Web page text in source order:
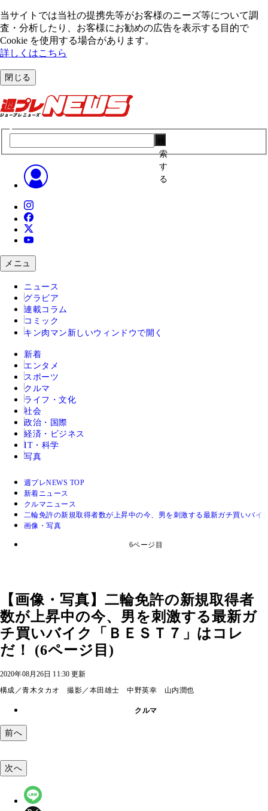
当サイトでは当社の提携先等がお客様のニーズ等について調
査・分析したり、お客様にお勧めの広告を表⽰する⽬的で
Cookie を使⽤する場合があります。
詳しくはこちら
閉じる
索
す
る
メニュ
ニュース
グラビア
連載コラム
コミック
キン肉マン 新しいウィンドウで開く
新着
エンタメ
スポーツ
クルマ
ライフ・文化
社会
政治・国際
経済・ビジネス
IT・科学
写真
週プレNEWS TOP
新着ニュース
クルマニュース
二輪免許の新規取得者数が上昇中の今、男を刺激する最新ガチ買いバイ
画像・写真
6ページ目
【画像・写真】二輪免許の新規取得者
数が上昇中の今、男を刺激する最新ガ
チ買いバイク「ＢＥＳＴ７」はコレ
だ！ (6ページ目)
2020年08月26日 11:30 更新
構成／青木タカオ 撮影／本田雄士 中野英幸 山内潤也
クルマ
前へ
次へ